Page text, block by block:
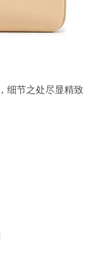
细节之处尽显精致